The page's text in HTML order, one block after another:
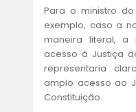
Para o ministro do
exemplo, caso a
maneira literal, a
acesso à Justiça
representaria
amplo acesso ao
Constituição.